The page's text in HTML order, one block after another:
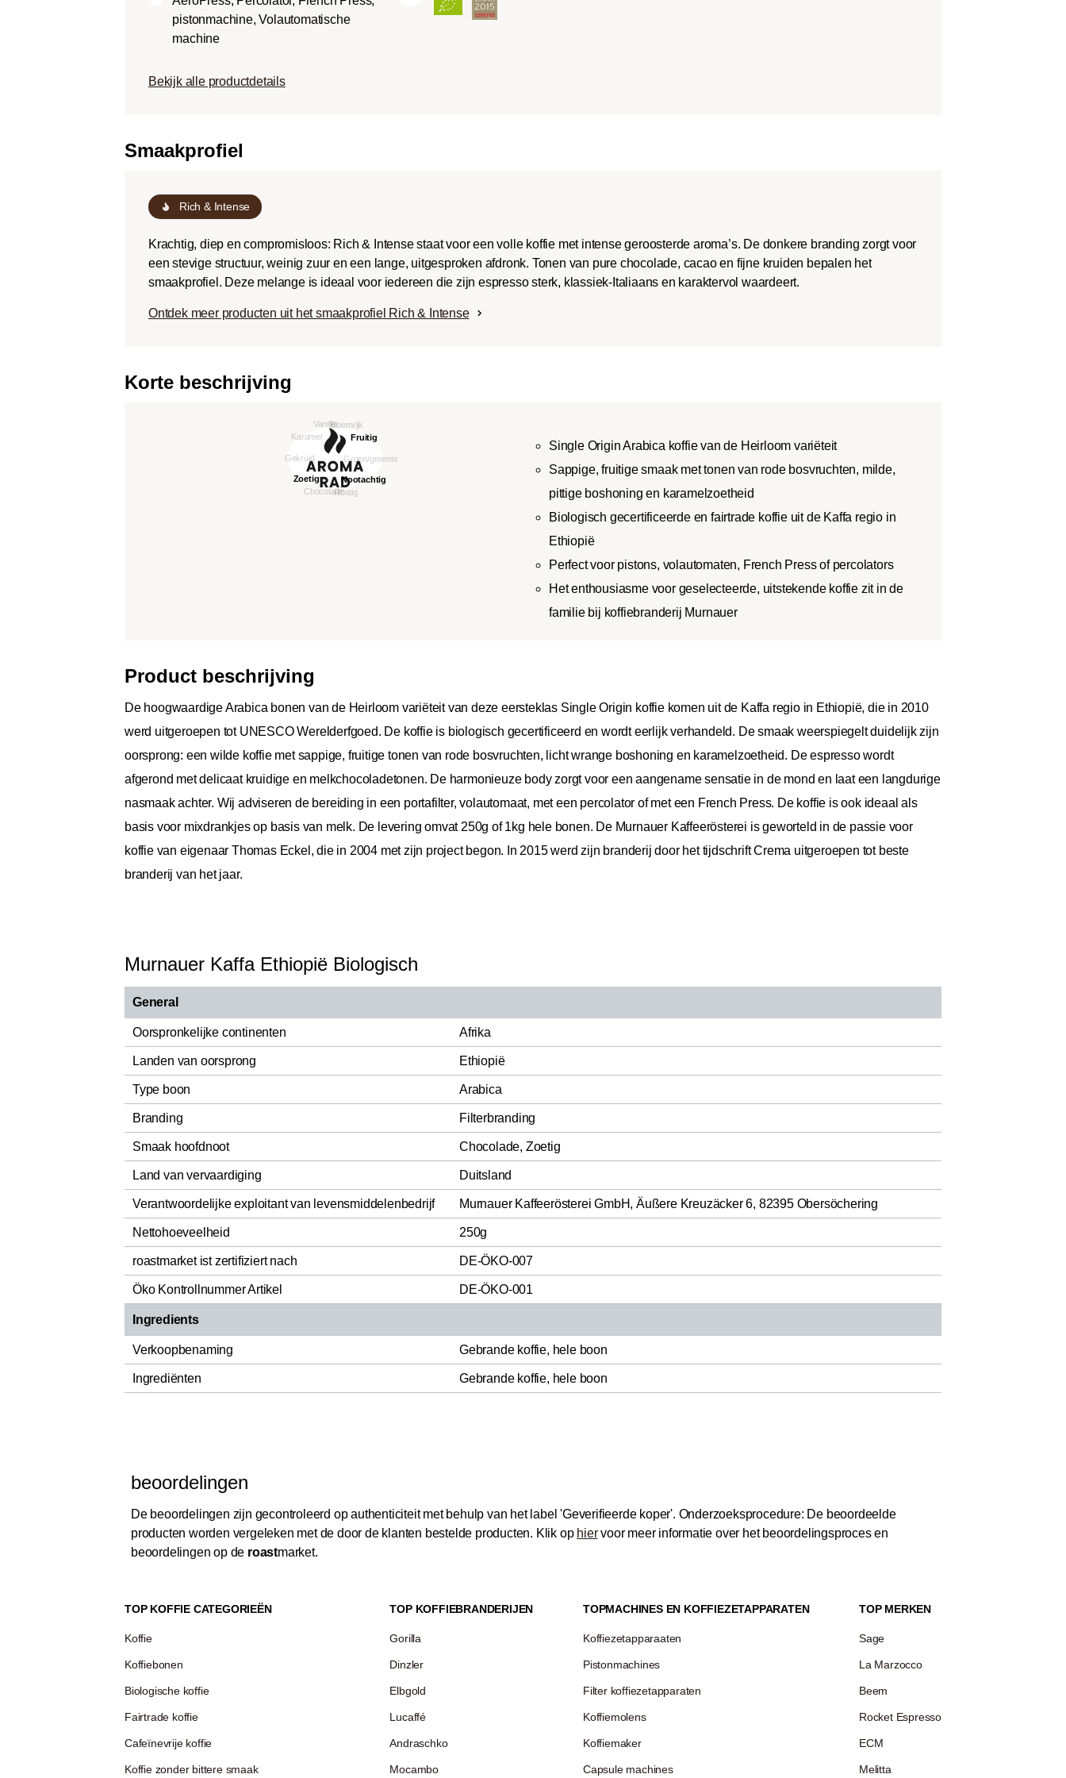
Dark roast (French-/Italian):
pistonmachine, Volautomatische
machine
Bekijk alle productdetails
Smaakprofiel
Rich & Intense
Krachtig, diep en compromisloos: Rich & Intense staat voor een volle koffie met intense geroosterde aroma’s. De donkere branding zorgt voor
een stevige structuur, weinig zuur en een lange, uitgesproken afdronk. Tonen van pure chocolade, cacao en fijne kruiden bepalen het
smaakprofiel. Deze melange is ideaal voor iedereen die zijn espresso sterk, klassiek-Italiaans en karaktervol waardeert.
Ontdek meer producten uit het smaakprofiel Rich & Intense
Korte beschrijving
Single Origin Arabica koffie van de Heirloom variëteit
Sappige, fruitige smaak met tonen van rode bosvruchten, milde,
pittige boshoning en karamelzoetheid
Biologisch gecertificeerde en fairtrade koffie uit de Kaffa regio in
Ethiopië
Perfect voor pistons, volautomaten, French Press of percolators
Het enthousiasme voor geselecteerde, uitstekende koffie zit in de
familie bij koffiebranderij Murnauer
Product beschrijving
De hoogwaardige Arabica bonen van de Heirloom variëteit van deze eersteklas Single Origin koffie komen uit de Kaffa regio in Ethiopië, die in 2010
werd uitgeroepen tot UNESCO Werelderfgoed. De koffie is biologisch gecertificeerd en wordt eerlijk verhandeld. De smaak weerspiegelt duidelijk zijn
oorsprong: een wilde koffie met sappige, fruitige tonen van rode bosvruchten, licht wrange boshoning en karamelzoetheid. De espresso wordt
afgerond met delicaat kruidige en melkchocoladetonen. De harmonieuze body zorgt voor een aangename sensatie in de mond en laat een langdurige
nasmaak achter. Wij adviseren de bereiding in een portafilter, volautomaat, met een percolator of met een French Press. De koffie is ook ideaal als
basis voor mixdrankjes op basis van melk. De levering omvat 250g of 1kg hele bonen. De Murnauer Kaffeerösterei is geworteld in de passie voor
koffie van eigenaar Thomas Eckel, die in 2004 met zijn project begon. In 2015 werd zijn branderij door het tijdschrift Crema uitgeroepen tot beste
branderij van het jaar.
Murnauer Kaffa Ethiopië Biologisch
General
Oorspronkelijke continenten Afrika
Landen van oorsprong Ethiopië
Type boon Arabica
Branding Filterbranding
Smaak hoofdnoot Chocolade, Zoetig
Land van vervaardiging Duitsland
Verantwoordelijke exploitant van levensmiddelenbedrijf Murnauer Kaffeerösterei GmbH, Äußere Kreuzäcker 6, 82395 Obersöchering
Nettohoeveelheid 250g
roastmarket ist zertifiziert nach DE-ÖKO-007
Öko Kontrollnummer Artikel DE-ÖKO-001
Ingredients
Verkoopbenaming Gebrande koffie, hele boon
Ingrediënten Gebrande koffie, hele boon
beoordelingen
De beoordelingen zijn gecontroleerd op authenticiteit met behulp van het label 'Geverifieerde koper'. Onderzoeksprocedure: De beoordeelde
producten worden vergeleken met de door de klanten bestelde producten. Klik op hiervoor meer informatie over het beoordelingsproces en
beoordelingen op de roastmarket.
TOP KOFFIE CATEGORIEËN
Koffie
Koffiebonen
Biologische koffie
Fairtrade koffie
Cafeïnevrije koffie
Koffie zonder bittere smaak
TOP KOFFIEBRANDERIJEN
Gorilla
Dinzler
Elbgold
Lucaffé
Andraschko
Mocambo
TOPMACHINES EN KOFFIEZETAPPARATEN
Koffiezetapparaaten
Pistonmachines
Filter koffiezetapparaten
Koffiemolens
Koffiemaker
Capsule machines
TOP MERKEN
Sage
La Marzocco
Beem
Rocket Espresso
ECM
Melitta